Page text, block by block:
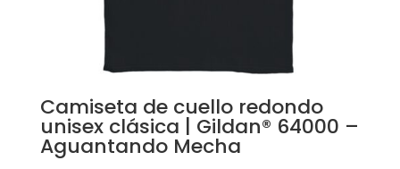
Camiseta de cuello redondo
unisex clásica | Gildan® 64000 –
Aguantando Mecha